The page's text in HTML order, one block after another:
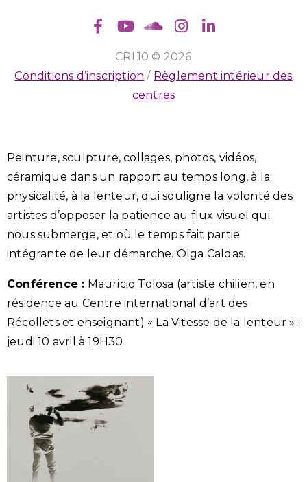
CRL10 © 2026
Conditions d’inscription / Règlement intérieur des
centres
Peinture, sculpture, collages, photos, vidéos,
céramique dans un rapport au temps long, à la
physicalité, à la lenteur, qui souligne la volonté des
artistes d’opposer la patience au flux visuel qui
nous submerge, et où le temps fait partie
intégrante de leur démarche. Olga Caldas.
Conférence : Mauricio Tolosa (artiste chilien, en
résidence au Centre international d’art des
Récollets et enseignant) « La Vitesse de la lenteur » :
jeudi 10 avril à 19H30